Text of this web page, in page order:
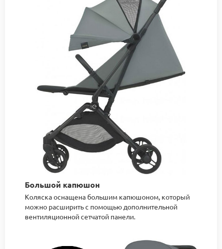
Большой капюшон
Коляска оснащена большим капюшоном, который
можно расширить с помощью дополнительной
вентиляционной сетчатой ​​панели.